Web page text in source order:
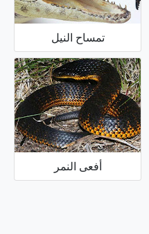
تمساح النيل
أفعى النمر